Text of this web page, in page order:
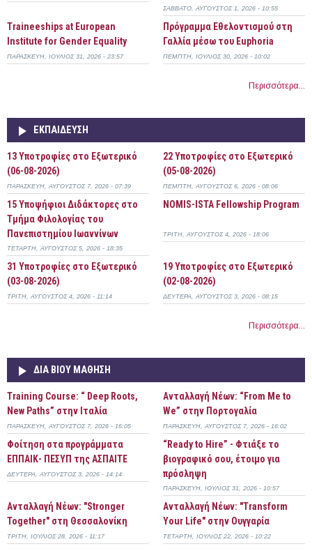
ΣΆΒΒΑΤΟ, ΑΎΓΟΥΣΤΟΣ 1, 2026 - 10:55
Τraineeships at European
Institute for Gender Equality
ΠΑΡΑΣΚΕΥΉ, ΙΟΎΛΙΟΣ 31, 2026 - 23:57
Πρόγραμμα Εθελοντισμού στη
Γαλλία μέσω του Euphoria
ΠΈΜΠΤΗ, ΙΟΎΛΙΟΣ 30, 2026 - 10:02
Περισσότερα...
ΕΚΠΑΊΔΕΥΣΗ
13 Υποτροφίες στο Εξωτερικό
(06-08-2026)
ΠΑΡΑΣΚΕΥΉ, ΑΎΓΟΥΣΤΟΣ 7, 2026 - 07:39
22 Υποτροφίες στο Εξωτερικό
(05-08-2026)
ΠΈΜΠΤΗ, ΑΎΓΟΥΣΤΟΣ 6, 2026 - 08:06
15 Υποψήφιοι Διδάκτορες στο
Τμήμα Φιλολογίας του
Πανεπιστημίου Ιωαννίνων
ΤΕΤΆΡΤΗ, ΑΎΓΟΥΣΤΟΣ 5, 2026 - 18:35
NOMIS-ISTA Fellowship Program
ΤΡΊΤΗ, ΑΎΓΟΥΣΤΟΣ 4, 2026 - 18:06
31 Υποτροφίες στο Εξωτερικό
(03-08-2026)
ΤΡΊΤΗ, ΑΎΓΟΥΣΤΟΣ 4, 2026 - 11:14
19 Υποτροφίες στο Εξωτερικό
(02-08-2026)
ΔΕΥΤΈΡΑ, ΑΎΓΟΥΣΤΟΣ 3, 2026 - 08:15
Περισσότερα...
ΔΙΆ ΒΊΟΥ ΜΆΘΗΣΗ
Training Course: “ Deep Roots,
New Paths” στην Ιταλία
ΠΑΡΑΣΚΕΥΉ, ΑΎΓΟΥΣΤΟΣ 7, 2026 - 16:05
Ανταλλαγή Νέων: “From Me to
We” στην Πορτογαλία
ΠΑΡΑΣΚΕΥΉ, ΑΎΓΟΥΣΤΟΣ 7, 2026 - 16:02
Φοίτηση στα προγράμματα
ΕΠΠΑΙΚ- ΠΕΣΥΠ της ΑΣΠΑΙΤΕ
ΔΕΥΤΈΡΑ, ΑΎΓΟΥΣΤΟΣ 3, 2026 - 14:14
“Ready to Hire” - Φτιάξε το
βιογραφικό σου, έτοιμο για
πρόσληψη
ΠΑΡΑΣΚΕΥΉ, ΙΟΎΛΙΟΣ 31, 2026 - 10:57
Ανταλλαγή Νέων: "Stronger
Together" στη Θεσσαλονίκη
ΤΡΊΤΗ, ΙΟΎΛΙΟΣ 28, 2026 - 11:17
Ανταλλαγή Νέων: "Transform
Your Life" στην Ουγγαρία
ΤΕΤΆΡΤΗ, ΙΟΎΛΙΟΣ 22, 2026 - 10:22